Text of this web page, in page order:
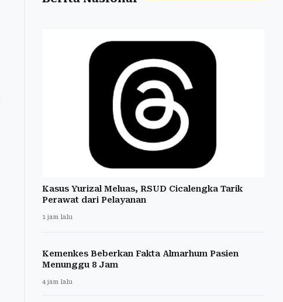
Kasus Yurizal Meluas, RSUD Cicalengka Tarik
Perawat dari Pelayanan
1 jam lalu
Kemenkes Beberkan Fakta Almarhum Pasien
Menunggu 8 Jam
4 jam lalu